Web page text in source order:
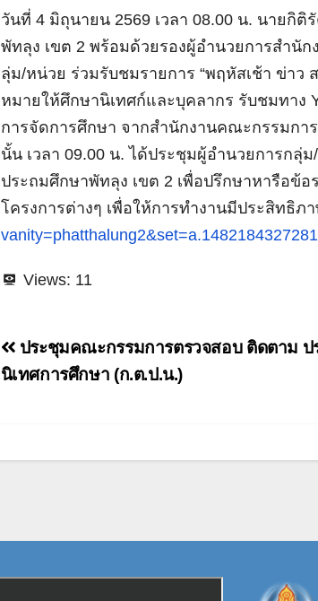
วันที่ 4 มิถุนายน 2569 เวลา 08.00 น. นายกิ
พัทลุง เขต 2 พร้อมด้วยรองผู้อำนวยการสำนั
ลุ่ม/หน่วย ร่วมรับชมรายการ “พฤหัสเช้า ข่าว
หมายให้ศึกษานิเทศก์และบุคลากร รับชมทาง
การจัดการศึกษา จากสำนักงานคณะกรรมกา
นั้น เวลา 09.00 น. ได้ประชุมผู้อำนวยการก
ประถมศึกษาพัทลุง เขต 2 เพื่อปรึกษาหารือข้
โครงการต่างๆ เพื่อให้การทำงานมีประสิทธิภ
Views: 11
แนะแนว
เรื่อง
ประชุมคณะกรรมการตรวจสอบ ติดตาม ป
นิเทศการศึกษา (ก.ต.ป.น.)